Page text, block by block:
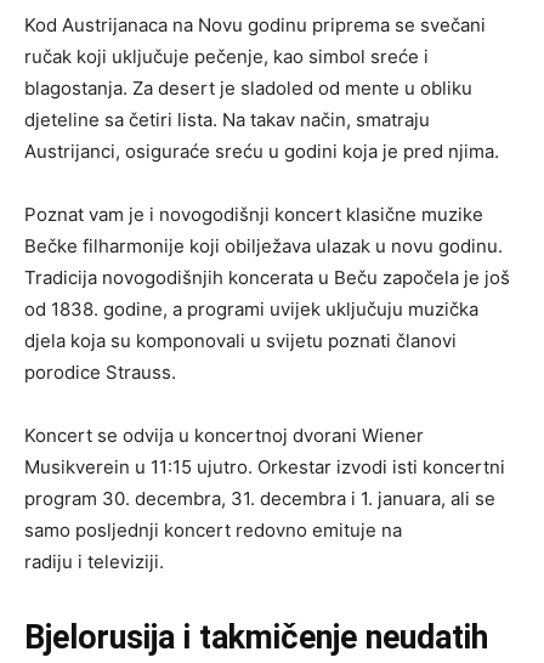
Kod Austrijanaca na Novu godinu priprema se svečani
ručak koji uključuje pečenje, kao simbol sreće i
blagostanja. Za desert je sladoled od mente u obliku
djeteline sa četiri lista. Na takav način, smatraju
Austrijanci, osiguraće sreću u godini koja je pred njima.
Poznat vam je i novogodišnji koncert klasične muzike
Bečke filharmonije koji obilježava ulazak u novu godinu.
Tradicija novogodišnjih koncerata u Beču započela je još
od 1838. godine, a programi uvijek uključuju muzička
djela koja su komponovali u svijetu poznati članovi
porodice Strauss.
Koncert se odvija u koncertnoj dvorani Wiener
Musikverein u 11:15 ujutro. Orkestar izvodi isti koncertni
program 30. decembra, 31. decembra i 1. januara, ali se
samo posljednji koncert redovno emituje na
radiju i televiziji.
Bjelorusija i takmičenje neudatih